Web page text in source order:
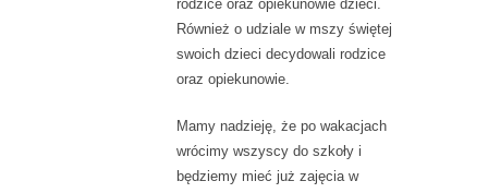
rodzice oraz opiekunowie dzieci.
Również o udziale w mszy świętej
swoich dzieci decydowali rodzice
oraz opiekunowie.
Mamy nadzieję, że po wakacjach
wrócimy wszyscy do szkoły i
będziemy mieć już zajęcia w